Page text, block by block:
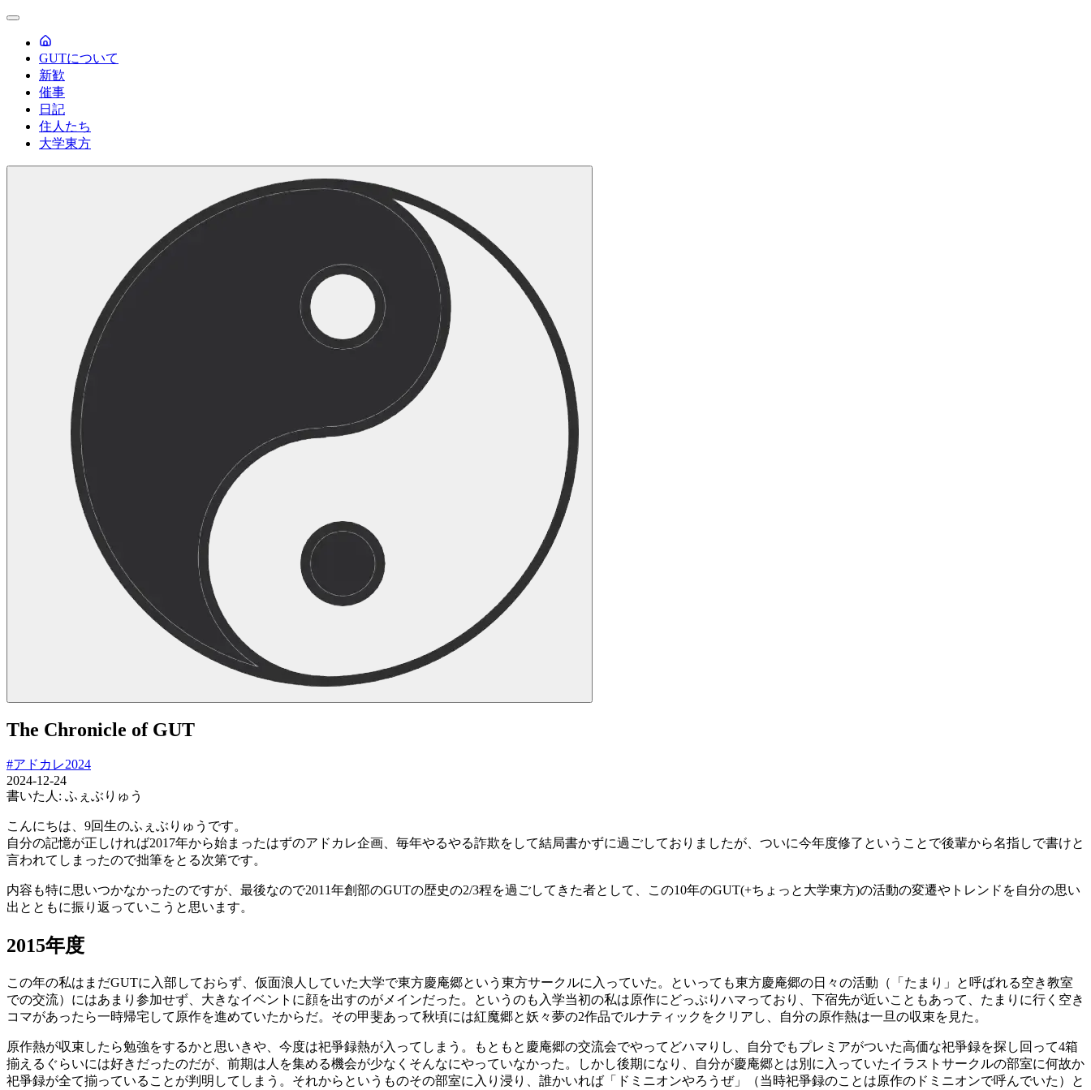
GUTについて
新歓
催事
日記
住人たち
大学東方
The Chronicle of GUT
#アドカレ2024
2024-12-24
書いた人: ふぇぶりゅう
こんにちは、9回生のふぇぶりゅうです。
自分の記憶が正しければ2017年から始まったはずのアドカレ企画、毎年やるやる詐欺をして結局書かずに過ごしておりましたが、ついに今年度修了ということで後輩から名指しで書けと
言われてしまったので拙筆をとる次第です。
内容も特に思いつかなかったのですが、最後なので2011年創部のGUTの歴史の2/3程を過ごしてきた者として、この10年のGUT(+ちょっと大学東方)の活動の変遷やトレンドを自分の思い
出とともに振り返っていこうと思います。
2015年度
この年の私はまだGUTに入部しておらず、仮面浪人していた大学で東方慶庵郷という東方サークルに入っていた。といっても東方慶庵郷の日々の活動（「たまり」と呼ばれる空き教室
での交流）にはあまり参加せず、大きなイベントに顔を出すのがメインだった。というのも入学当初の私は原作にどっぷりハマっており、下宿先が近いこともあって、たまりに行く空き
コマがあったら一時帰宅して原作を進めていたからだ。その甲斐あって秋頃には紅魔郷と妖々夢の2作品でルナティックをクリアし、自分の原作熱は一旦の収束を見た。
原作熱が収束したら勉強をするかと思いきや、今度は祀爭録熱が入ってしまう。もともと慶庵郷の交流会でやってどハマりし、自分でもプレミアがついた高価な祀爭録を探し回って4箱
揃えるぐらいには好きだったのだが、前期は人を集める機会が少なくそんなにやっていなかった。しかし後期になり、自分が慶庵郷とは別に入っていたイラストサークルの部室に何故か
祀爭録が全て揃っていることが判明してしまう。それからというものその部室に入り浸り、誰かいれば「ドミニオンやろうぜ」（当時祀爭録のことは原作のドミニオンで呼んでいた）と